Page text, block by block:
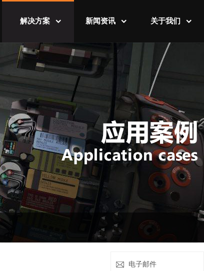
解决方案
数字营销平台
数字监管运维
数字工厂规划
数字虚拟培训
数字售后维护
新闻资讯
行业资讯
公司新闻
关于我们
公司介绍
发展历程
联系我们
电子邮件